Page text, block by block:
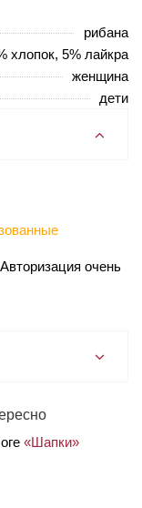
рибана
хлопок, 5% лайкра
женщина
дети
очень
«Шапки»